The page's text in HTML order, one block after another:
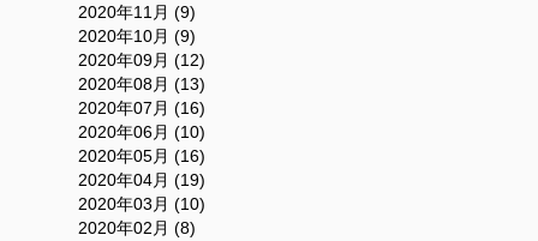
2020年11月 (9)
2020年10月 (9)
2020年09月 (12)
2020年08月 (13)
2020年07月 (16)
2020年06月 (10)
2020年05月 (16)
2020年04月 (19)
2020年03月 (10)
2020年02月 (8)